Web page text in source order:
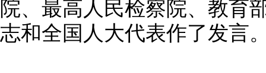
院、最高人民检察院、教育
志和全国人大代表作了发言